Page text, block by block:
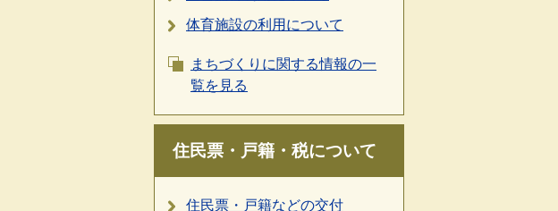
体育施設の利用について
まちづくりに関する情報の一
覧を見る
住民票・戸籍・税について
住民票・戸籍などの交付